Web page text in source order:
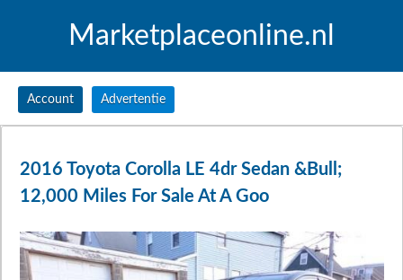
Marketplaceonline.nl
Account Advertentie
2016 Toyota Corolla LE 4dr Sedan &Bull;
12,000 Miles For Sale At A Goo